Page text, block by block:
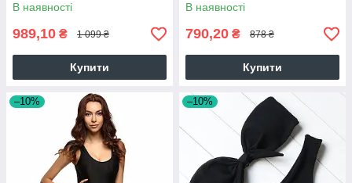
В наявності
989,10 ₴ 1 099 ₴
Купити
В наявності
790,20 ₴ 878 ₴
Купити
–10% –10%